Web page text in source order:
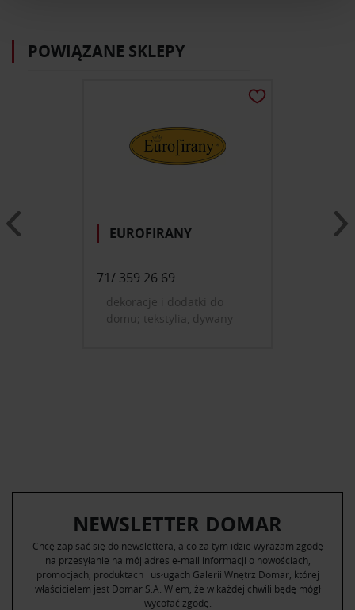
korzystasz z naszej witryny, udostępniamy partnerom
Partnerzy mogą połączyć te informacje z innymi danymi
korzystania z ich usług.
POWIĄZANE SKLEPY
EUROFIRANY
71/ 359 26 69
dekoracje i dodatki do
domu; tekstylia, dywany
NEWSLETTER DOMAR
Chcę zapisać się do newslettera, a co za tym idzie wyrażam zgodę
na przesyłanie na mój adres e-mail informacji o nowościach,
promocjach, produktach i usługach Galerii Wnętrz Domar, której
właścicielem jest Domar S.A. Wiem, że w każdej chwili będę mógł
wycofać zgodę.